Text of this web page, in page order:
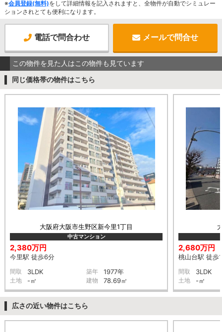
※会員登録(無料)をして詳細情報を記入されますと、全物件が自動でシミュレー
ションされとても便利になります。
電話で問合わせ メールで問合せ
この物件を見た人はこの物件も見ています
同じ価格帯の物件はこちら
大阪府大阪市生野区新今里1丁目
中古マンション
2,380万円
今里駅 徒歩6分
間取 3LDK 築年 1977年
土地 -㎡ 建物 78.69㎡
2,680万円
桃山台駅 徒歩
間取 3LDK
土地 -㎡
広さの近い物件はこちら